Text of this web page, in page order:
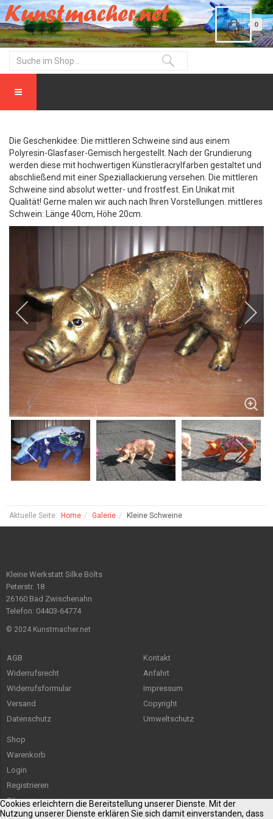
0
Die Geschenkidee: Die mittleren Schweine sind aus einem
Polyresin-Glasfaser-Gemisch hergestellt. Nach der Grundierung
werden diese mit hochwertigen Künstleracrylfarben gestaltet und
abschließend mit einer Speziallackierung versehen. Die mittleren
Schweine sind absolut wetter- und frostfest. Ein Unikat mit
Qualität! Gerne malen wir auch nach Ihren Vorstellungen. mittleres
Schwein: Länge 40cm, Höhe 20cm.
Aktuelle Seite: Home Galerie Kleine Schweine
Kleine Werkstatt Silke Bölts
Peterstr. 18
26160 Bad Zwischenahn
Telefon: 04403-64774
© 2024 Kunstmacher.net
AGB
Widerrufsrecht
Widerrufsformular
Versand
Datenschutz
Kontakt
Anfahrt
Impressum
Copyright
Umweltschutz
Shop
Warenkorb
Login
Registrieren
Sitemap
Cookies erleichtern die Bereitstellung unserer Dienste. Mit der
Nutzung unserer Dienste erklären Sie sich damit einverstanden, dass